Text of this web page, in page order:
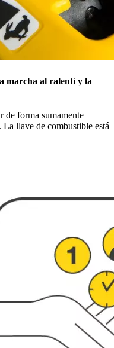
marcha al ralentí y la
de forma sumamente
llave de combustible está